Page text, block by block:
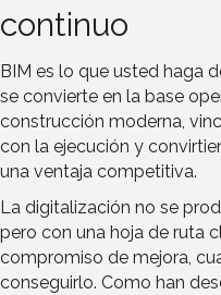
continuo
BIM es lo que usted haga
se convierte en la base
construcción moderna,
con la ejecución y
una ventaja competitiva.
La digitalización no se
pero con una hoja de ruta
compromiso de mejora,
conseguirlo. Como han